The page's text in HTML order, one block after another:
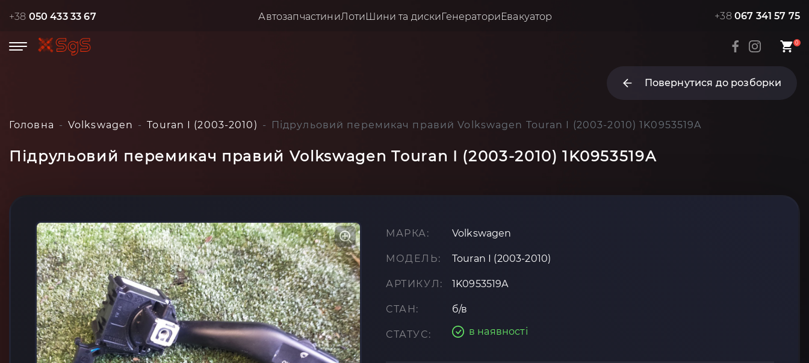
+38 050 433 33 67 АвтозапчастиниЛотиШини та дискиГенераториЕвакуатор +38 067 341 57 75
0
Повернутися до розборки
Головна Volkswagen Touran I (2003-2010) Підрульовий перемикач правий Volkswagen Touran I (2003-2010) 1K0953519A
Підрульовий перемикач правий Volkswagen Touran I (2003-2010) 1K0953519A
МАРКА: Volkswagen
МОДЕЛЬ: Touran I (2003-2010)
АРТИКУЛ: 1K0953519A
СТАН: б/в
СТАТУС: в наявності